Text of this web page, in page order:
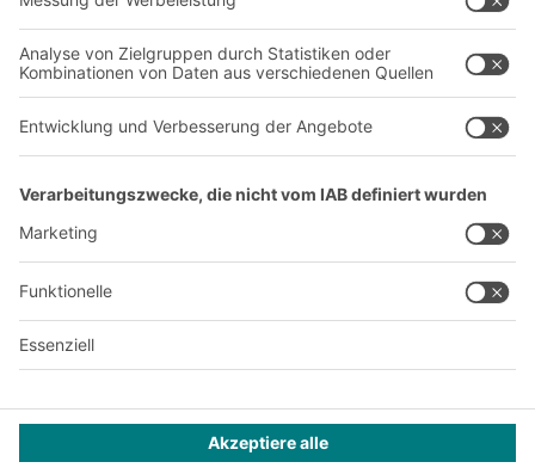
Produktionsstandorte
Karriere
BIT O
YOUR LIFE.
+49 (6753) 122-922
Dieses Angebot ist für Industrie, Handwerk, Handel und die
freien Berufe zur Verwendung in der selbstständigen,